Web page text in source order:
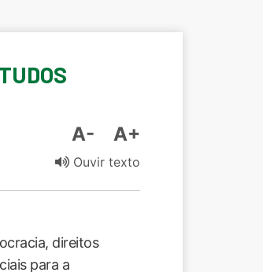
A- A+
Ouvir texto
direitos
para a